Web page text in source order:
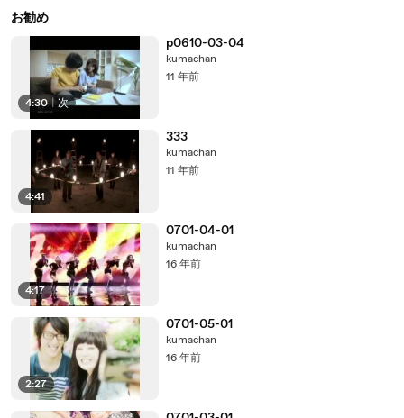
お勧め
4:30 | 次
p0610-03-04
kumachan
11 年前
4:41
333
kumachan
11 年前
4:17
0701-04-01
kumachan
16 年前
2:27
0701-05-01
kumachan
16 年前